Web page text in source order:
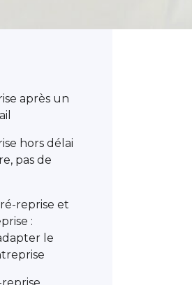
après un
hors délai
pas de
reprise et
:
le